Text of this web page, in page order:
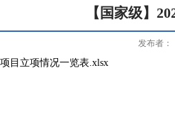
【国家级】
发布者：
目立项情况一览表.xlsx